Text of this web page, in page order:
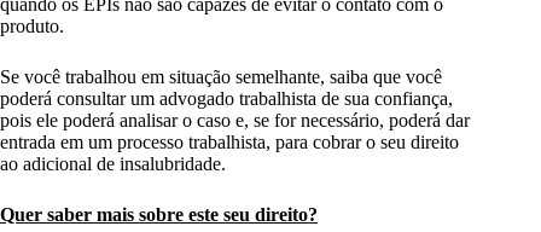
produto.
Se você trabalhou em situação semelhante, saiba que você
poderá consultar um advogado trabalhista de sua confiança,
pois ele poderá analisar o caso e, se for necessário, poderá dar
entrada em um processo trabalhista, para cobrar o seu direito
ao adicional de insalubridade.
Quer saber mais sobre este seu direito?